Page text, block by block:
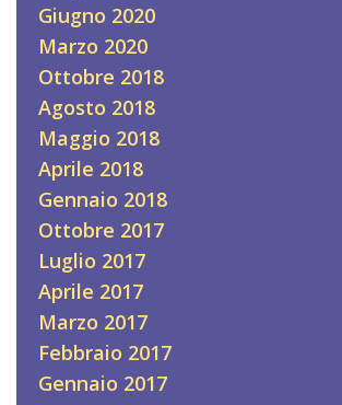
Giugno 2020
Marzo 2020
Ottobre 2018
Agosto 2018
Maggio 2018
Aprile 2018
Gennaio 2018
Ottobre 2017
Luglio 2017
Aprile 2017
Marzo 2017
Febbraio 2017
Gennaio 2017